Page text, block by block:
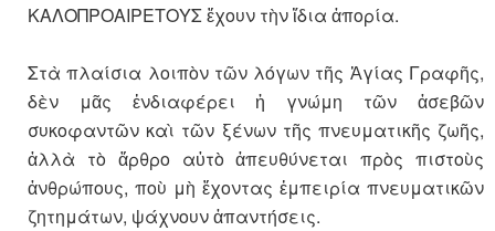
ΚΑΛΟΠΡΟΑΙΡΕΤΟΥΣ ἔχουν τὴν ἴδια ἀπορία.
Στὰ πλαίσια λοιπὸν τῶν λόγων τῆς Ἁγίας Γραφῆς,
δὲν μᾶς ἐνδιαφέρει ἡ γνώμη τῶν ἀσεβῶν
συκοφαντῶν καὶ τῶν ξένων τῆς πνευματικῆς ζωῆς,
ἀλλὰ τὸ ἄρθρο αὐτὸ ἀπευθύνεται πρὸς πιστοὺς
ἀνθρώπους, ποὺ μὴ ἔχοντας ἐμπειρία πνευματικῶν
ζητημάτων, ψάχνουν ἀπαντήσεις.